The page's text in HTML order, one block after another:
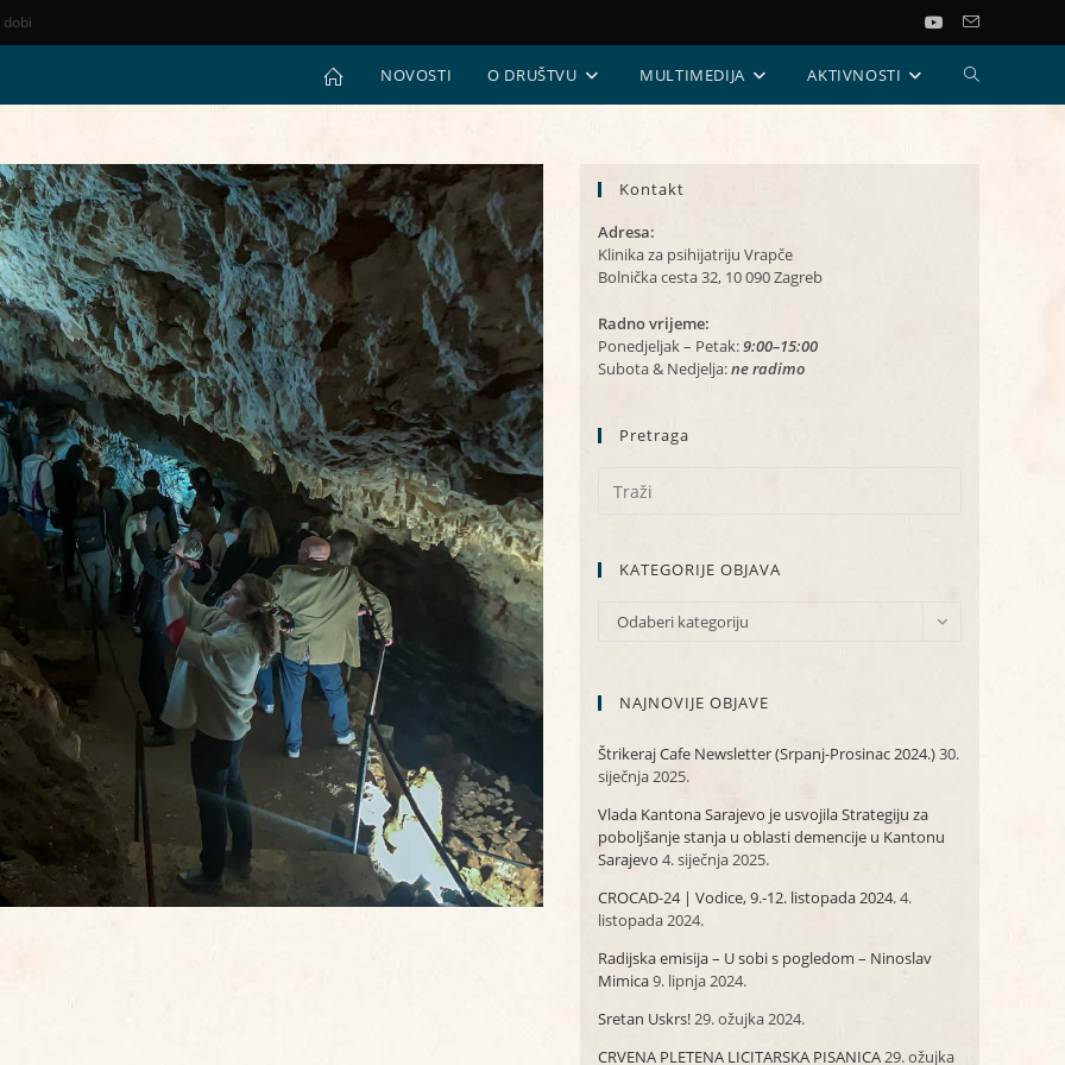
NOVOSTI O DRUŠTVU MULTIMEDIJA AKTIVNOSTI UKLJUČI/
Kontakt
Adresa:
Klinika za psihijatriju Vrapče
Bolnička cesta 32, 10 090 Zagreb
Radno vrijeme:
Ponedjeljak – Petak:9:00–15:00
Subota & Nedjelja:ne radimo
Pretraga
KATEGORIJE OBJAVA
KATEGORIJE
Odaberi kategoriju
NAJNOVIJE OBJAVE
Štrikeraj Cafe Newsletter (Srpanj-Prosinac 2024.)30.
siječnja 2025.
Vlada Kantona Sarajevo je usvojila Strategiju za
poboljšanje stanja u oblasti demencije u Kantonu
Sarajevo 4. siječnja 2025.
CROCAD-24 | Vodice, 9.-12. listopada 2024.4.
listopada 2024.
Radijska emisija – U sobi s pogledom – Ninoslav
Mimica9. lipnja 2024.
Sretan Uskrs!29. ožujka 2024.
CRVENA PLETENA LICITARSKA PISANICA29. ožujka